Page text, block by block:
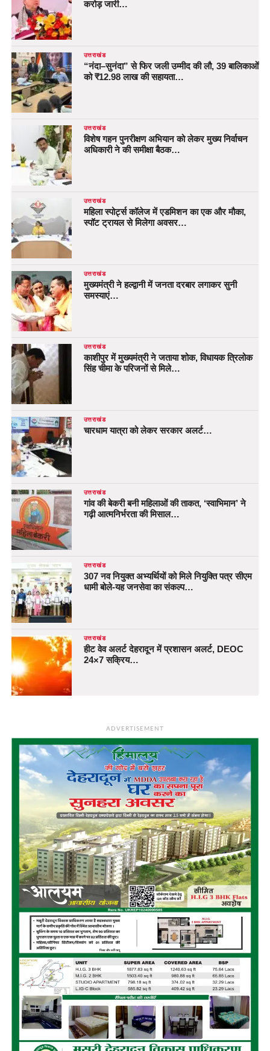
करोड़ जारी…
उत्तराखंड
“नंदा–सुनंदा” से फिर जली उम्मीद की लौ, 39 बालिकाओं
को ₹12.98 लाख की सहायता…
उत्तराखंड
विशेष गहन पुनरीक्षण अभियान को लेकर मुख्य निर्वाचन
अधिकारी ने की समीक्षा बैठक…
उत्तराखंड
महिला स्पोर्ट्स कॉलेज में एडमिशन का एक और मौका,
स्पॉट ट्रायल से मिलेगा अवसर…
उत्तराखंड
मुख्यमंत्री ने हल्द्वानी में जनता दरबार लगाकर सुनी
समस्याएं…
उत्तराखंड
काशीपुर में मुख्यमंत्री ने जताया शोक, विधायक त्रिलोक
सिंह चीमा के परिजनों से मिले…
उत्तराखंड
चारधाम यात्रा को लेकर सरकार अलर्ट…
उत्तराखंड
गांव की बेकरी बनी महिलाओं की ताकत, ‘स्वाभिमान’ ने
गढ़ी आत्मनिर्भरता की मिसाल…
उत्तराखंड
307 नव नियुक्त अभ्यर्थियों को मिले नियुक्ति पत्र सीएम
धामी बोले-यह जनसेवा का संकल्प…
उत्तराखंड
हीट वेव अलर्ट देहरादून में प्रशासन अलर्ट, DEOC
24×7 सक्रिय…
ADVERTISEMENT